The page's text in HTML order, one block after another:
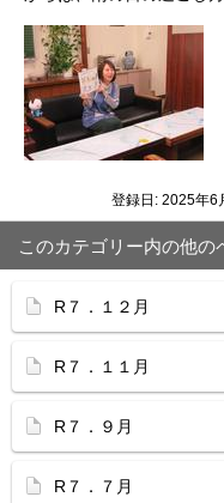
登録日: 2025年6
このカテゴリー内の他の
R７．１２月
R７．１１月
R７．９月
R７．７月